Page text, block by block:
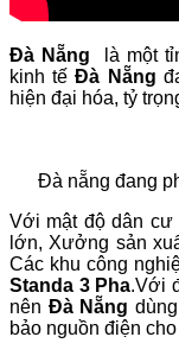
Đà Nẵng là một
kinh tếĐà Nẵng
hiện đại hóa, tỷ
Đà nẵng đang
Với mật độ dân cư
lớn, Xưởng sản
Các khu công
Standa 3 Pha.Với
nên Đà Nẵng
bảo nguồn điện